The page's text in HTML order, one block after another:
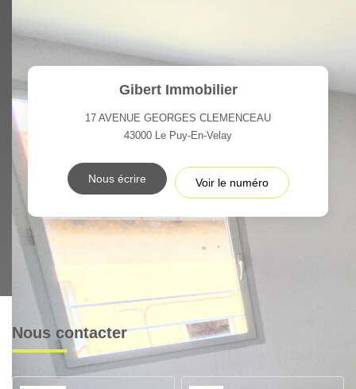
Gibert Immobilier
17 AVENUE GEORGES CLEMENCEAU
43000 Le Puy-En-Velay
Nous écrire Voir le numéro
Nous contacter